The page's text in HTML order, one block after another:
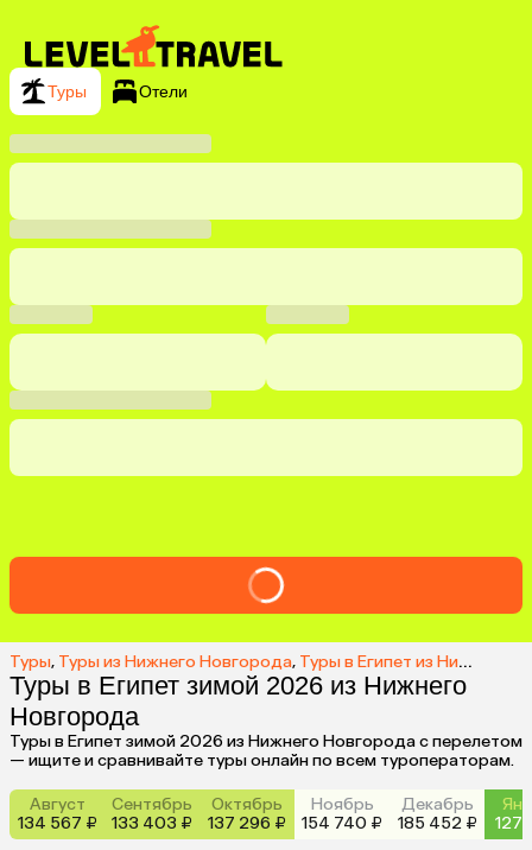
Туры Отели
Туры, Туры из Нижнего Новгорода, Туры в Египет из Нижнего Новгорода
Туры в Египет зимой 2026 из Нижнего
Новгорода
Туры в Египет зимой 2026 из Нижнего Новгорода с перелетом
— ищите и сравнивайте туры онлайн по всем туроператорам.
Август
134 567 ₽
Сентябрь
133 403 ₽
Октябрь
137 296 ₽
Ноябрь
154 740 ₽
Декабрь
185 452 ₽
127